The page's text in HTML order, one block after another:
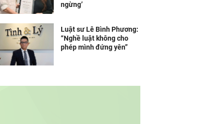
ngừng’
Luật sư Lê Bình Phương:
“Nghề luật không cho
phép mình đứng yên”